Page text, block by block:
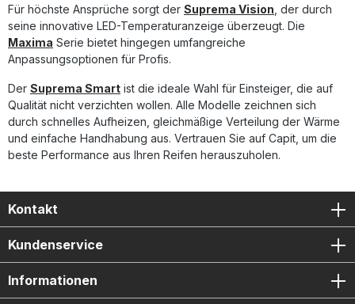
Auspuffwärme. Im Gegensatz zu handelsüblichen PVC-
oder Silikonkabeln bleibt das Profi-Design von Capit auch
unter Extrembedingungen standfest. 100 % Made in Italy.
Professionelle Reifenwärmer für Rennsport und Trackday-
Einsatz Gleichmäßige Wärmeverteilung dank
Temperaturregler – Anzeige und Anpassung direkt am
Gerät PID-Systemsteuerung bis 120 °C für konstante
Performance Robustes, hitzebeständiges
Gummianschlusskabel Lieferumfang: 1 Paar Capit Maxima
Vision Reifenwärmer (Vorder- & Hinterrad) Integrierter
Für höchste Ansprüche sorgt der Suprema Vision , der durch
seine innovative LED-Temperaturanzeige überzeugt. Die
Maxima Serie bietet hingegen umfangreiche
Anpassungsoptionen für Profis.
Der Suprema Smart ist die ideale Wahl für Einsteiger, die auf
Qualität nicht verzichten wollen. Alle Modelle zeichnen sich
durch schnelles Aufheizen, gleichmäßige Verteilung der Wärme
und einfache Handhabung aus. Vertrauen Sie auf Capit, um die
beste Performance aus Ihren Reifen herauszuholen.
Kontakt
Kundenservice
Informationen